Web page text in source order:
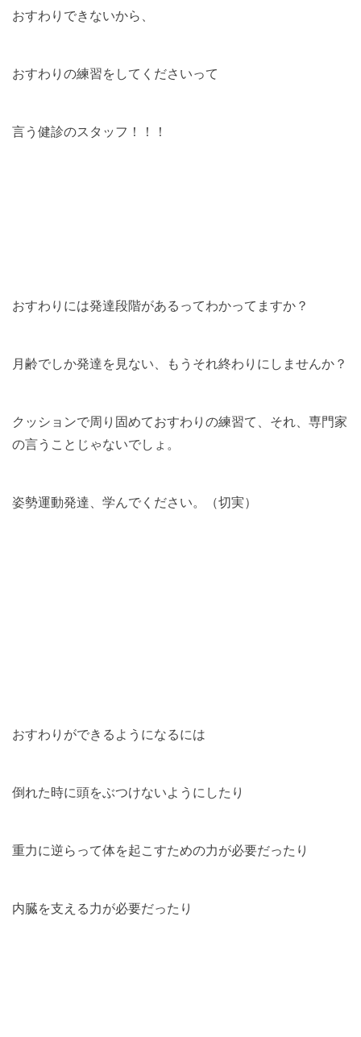
おすわりできないから、
おすわりの練習をしてくださいって
言う健診のスタッフ！！！
おすわりには発達段階があるってわかってますか？
月齢でしか発達を見ない、もうそれ終わりにしませんか？
クッションで周り固めておすわりの練習て、それ、専門家
の言うことじゃないでしょ。
姿勢運動発達、学んでください。（切実）
おすわりができるようになるには
倒れた時に頭をぶつけないようにしたり
重力に逆らって体を起こすための力が必要だったり
内臓を支える力が必要だったり